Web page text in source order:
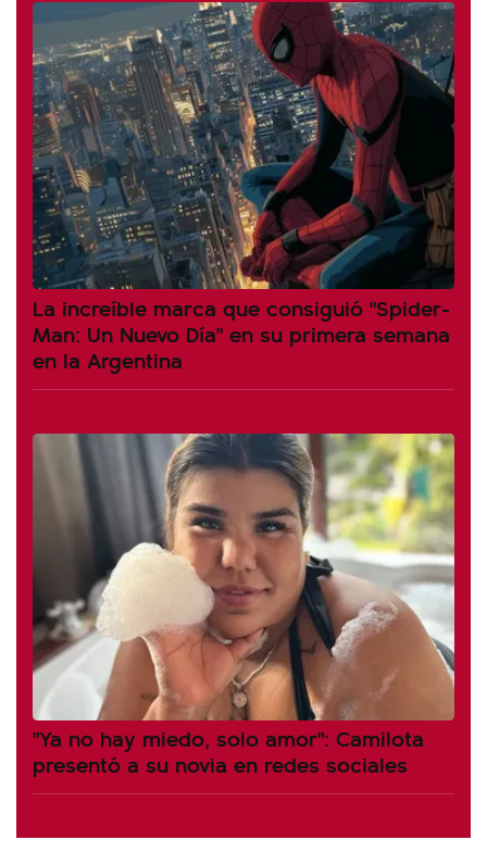
La increíble marca que consiguió "Spider-
Man: Un Nuevo Día" en su primera semana
en la Argentina
"Ya no hay miedo, solo amor": Camilota
presentó a su novia en redes sociales